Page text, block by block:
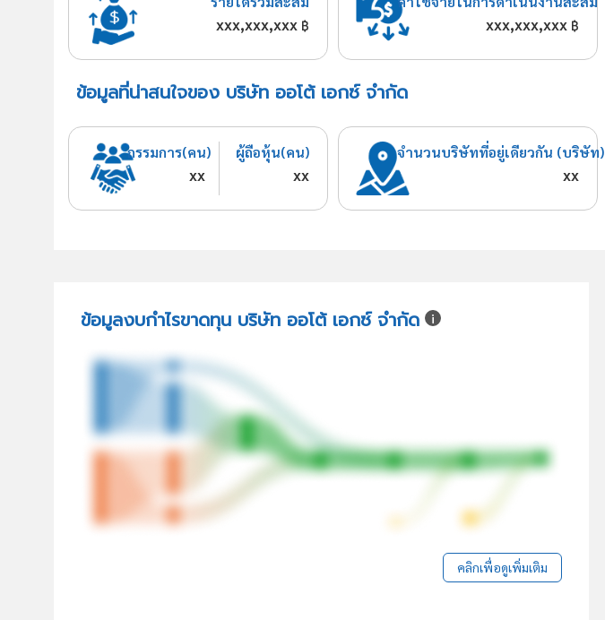
xxx,xxx,xxx ฿ xxx,xxx,xxx ฿
ข้อมูลที่น่าสนใจของ บริษัท ออโต้ เอกซ์ จำกัด
กรรมการ(คน)
xx
ผู้ถือหุ้น(คน)
xx
จำนวนบริษัทที่อยู่เดียวกัน (บริษัท)
xx
ข้อมูลงบกำไรขาดทุน บริษัท ออโต้ เอกซ์ จำกัด
คลิกเพื่อดูเพิ่มเติม